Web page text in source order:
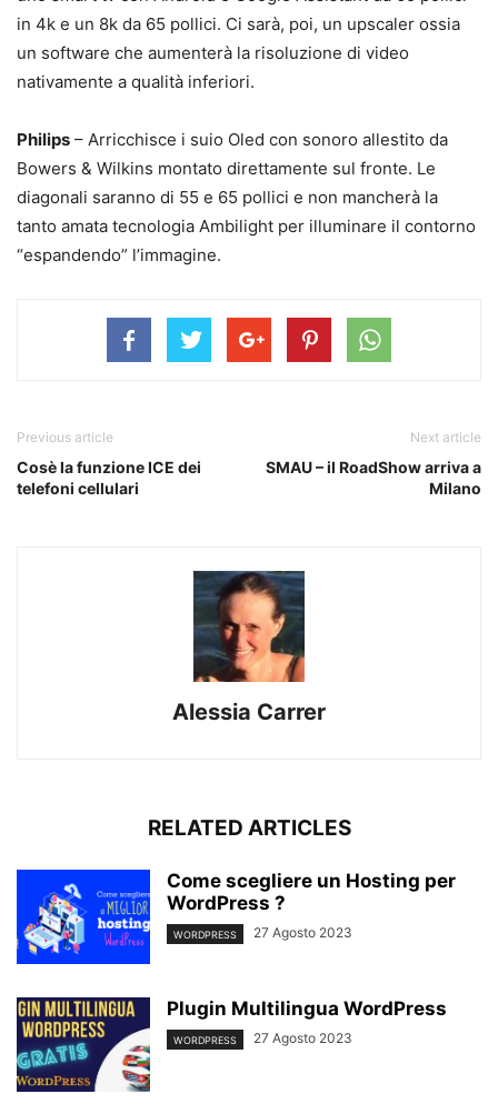
in 4k e un 8k da 65 pollici. Ci sarà, poi, un upscaler ossia
un software che aumenterà la risoluzione di video
nativamente a qualità inferiori.
Philips – Arricchisce i suio Oled con sonoro allestito da
Bowers & Wilkins montato direttamente sul fronte. Le
diagonali saranno di 55 e 65 pollici e non mancherà la
tanto amata tecnologia Ambilight per illuminare il contorno
“espandendo” l’immagine.
Previous article
Cosè la funzione ICE dei
telefoni cellulari
Next article
SMAU – il RoadShow arriva a
Milano
Alessia Carrer
RELATED ARTICLES
Come scegliere un Hosting per
WordPress ?
WORDPRESS 27 Agosto 2023
Plugin Multilingua WordPress
WORDPRESS 27 Agosto 2023